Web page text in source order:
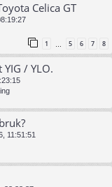
Celica GT
1 … 5 6 7 8
/ YLO.
11:51:51